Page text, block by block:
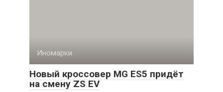
Иномарки
Новый кроссовер MG ES5 придёт
на смену ZS EV